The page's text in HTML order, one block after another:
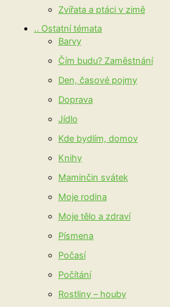
Zvířata a ptáci v zimě
.. Ostatní témata
Barvy
Čím budu? Zaměstnání
Den, časové pojmy
Doprava
Jídlo
Kde bydlím, domov
Knihy
Maminčin svátek
Moje rodina
Moje tělo a zdraví
Písmena
Počasí
Počítání
Rostliny – houby